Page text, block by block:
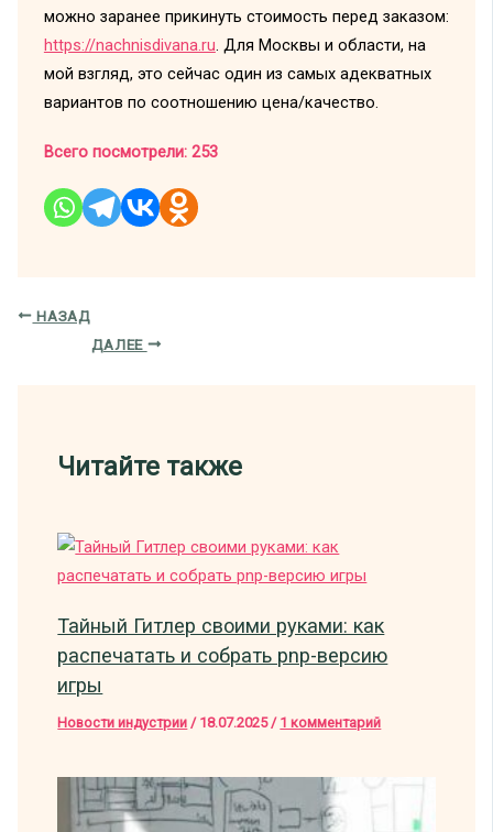
можно заранее прикинуть стоимость перед заказом:
https://nachnisdivana.ru. Для Москвы и области, на
мой взгляд, это сейчас один из самых адекватных
вариантов по соотношению цена/качество.
Всего посмотрели: 253
НАЗАД
ДАЛЕЕ
Читайте также
Тайный Гитлер своими руками: как
распечатать и собрать pnp-версию
игры
Новости индустрии / 18.07.2025 / 1 комментарий